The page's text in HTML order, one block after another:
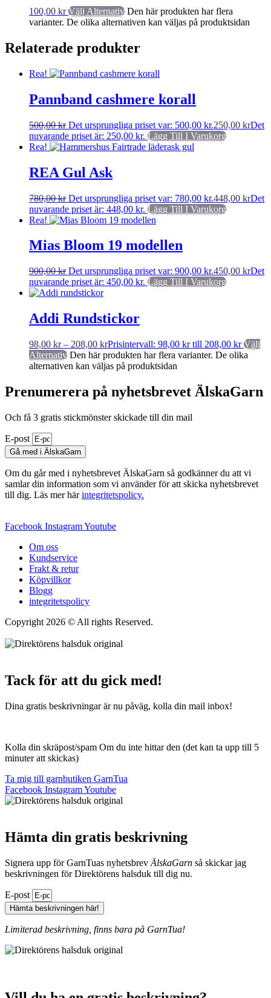
100,00 kr Välj Alternativ Den här produkten har flera
varianter. De olika alternativen kan väljas på produktsidan
Relaterade produkter
Rea!
Pannband cashmere korall
500,00kr Det ursprungliga priset var: 500,00 kr.250,00 krDet
nuvarande priset är: 250,00 kr. Lägg Till I Varukorg
Rea!
REA Gul Ask
780,00kr Det ursprungliga priset var: 780,00 kr.448,00 krDet
nuvarande priset är: 448,00 kr. Lägg Till I Varukorg
Rea!
Mias Bloom 19 modellen
900,00kr Det ursprungliga priset var: 900,00 kr.450,00 krDet
nuvarande priset är: 450,00 kr. Lägg Till I Varukorg
Addi Rundstickor
98,00 kr – 208,00 krPrisintervall: 98,00 kr till 208,00 kr Välj
Alternativ Den här produkten har flera varianter. De olika
alternativen kan väljas på produktsidan
Prenumerera på nyhetsbrevet ÄlskaGarn
Och få 3 gratis stickmönster skickade till din mail
E-post
Gå med i ÄlskaGarn
Om du går med i nyhetsbrevet ÄlskaGarn så godkänner du att vi
samlar din information som vi använder för att skicka nyhetsbrevet
till dig. Läs mer härintegritetspolicy.
Facebook InstagramYoutube
Om oss
Kundservice
Frakt & retur
Köpvillkor
Blogg
integritetspolicy
Copyright 2026 © All rights Reserved.
Tack för att du gick med!
Dina gratis beskrivningar är nu påväg, kolla din mail inbox!
Kolla din skräpost/spam Om du inte hittar den (det kan ta upp till 5
minuter att skickas)
Ta mig till garnbutiken GarnTua
Facebook InstagramYoutube
Hämta din gratis beskrivning
Signera upp för GarnTuas nyhetsbrev ÄlskaGarn så skickar jag
beskrivningen för Direktörens halsduk till dig nu.
E-post
Hämta beskrivningen här!
Limiterad beskrivning, finns bara på GarnTua!